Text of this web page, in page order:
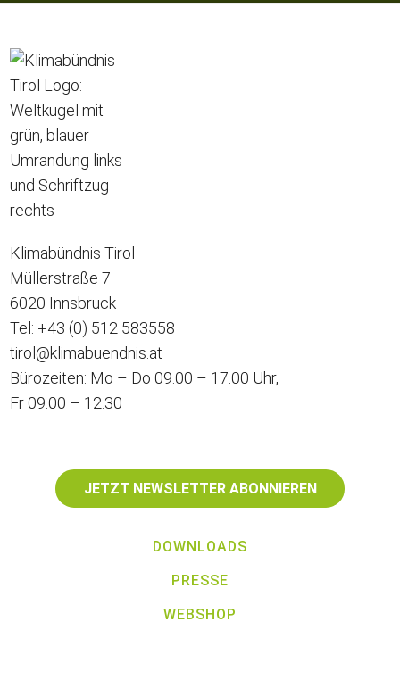
Klimabündnis Tirol
Müllerstraße 7
6020 Innsbruck
Tel: +43 (0) 512 583558
tirol@klimabuendnis.at
Bürozeiten: Mo – Do 09.00 – 17.00 Uhr,
Fr 09.00 – 12.30
JETZT NEWSLETTER ABONNIEREN
DOWNLOADS
PRESSE
WEBSHOP